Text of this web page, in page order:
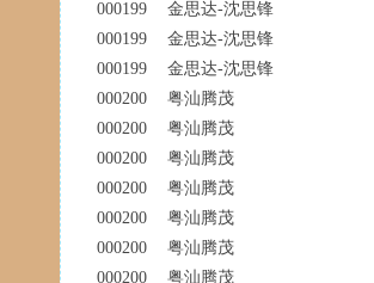
000199
金思达-沈思锋
000199
金思达-沈思锋
000199
金思达-沈思锋
000200
粤汕腾茂
000200
粤汕腾茂
000200
粤汕腾茂
000200
粤汕腾茂
000200
粤汕腾茂
000200
粤汕腾茂
000200
粤汕腾茂